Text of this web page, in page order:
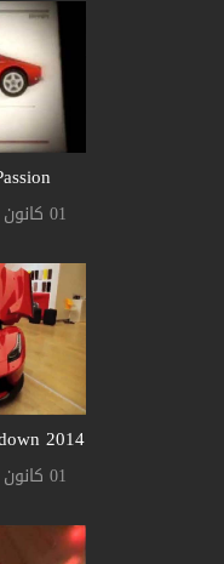
01 كانون الثاني 2013, 12:00 ص
2014
01 كانون الثاني 2013, 12:00 ص